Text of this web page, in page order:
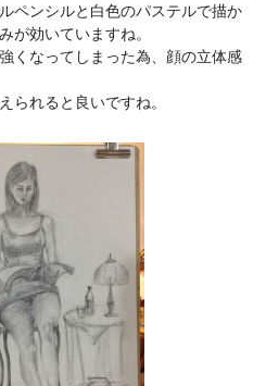
ペンシルと白色のパステルで描か
が効いていますね。
くなってしまった為、顔の立体感
られると良いですね。